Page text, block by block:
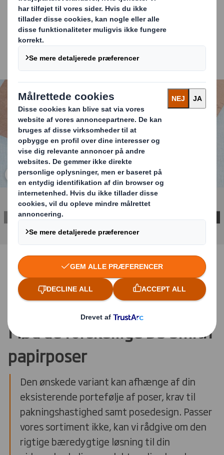
løsning, der matcher dine produkter og dit behov bedst.
DS Smith Papirposer kan produceres i forskellige
udformninger og størrelser med mulighed for tryk, men
lagerføres også i 4 udvalgte standardstørrelser uden
tryk som du kan købe i vores webshop
Carousel. Use previous and next buttons to move
Klik for at gøre billedet større
KONTAKT OS HVIS DU VIL VIDE MERE
Mød de forskellige DS Smith
papirposer
Den ønskede variant kan afhænge af din
eksisterende portefølje af poser, krav til
pakningshastighed samt posedesign. Passer
vores sortiment ikke, kan vi rådgive om den
rigtige bæredygtige løsning til din